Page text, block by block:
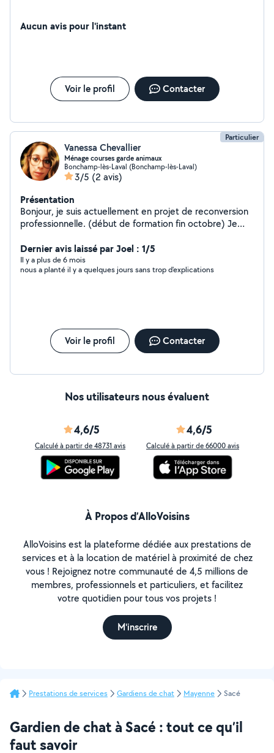
Aucun avis pour l'instant
Voir le profil Contacter
Particulier
Vanessa Chevallier
Ménage courses garde animaux
Bonchamp-lès-Laval (Bonchamp-lès-Laval)
3/5 (2 avis)
Présentation
Bonjour, je suis actuellement en projet de reconversion
professionnelle. (début de formation fin octobre) Je
comme du ménage et courses sur Laval/agglomération.
J'ai plusieurs années d'expériences dans le service à la
personne chez les particuliers (cesu) et le commerce.
je propose mes services pour de l'aide au
déménagement. (port de petits meubles ou cartons)
Dernier avis laissé par Joel : 1/5
Il y a plus de 6 mois
nous a planté il y a quelques jours sans trop d'explications
Voir le profil Contacter
Nos utilisateurs nous évaluent
4,6/5
Calculé à partir de 48731 avis
4,6/5
Calculé à partir de 66000 avis
À Propos d’AlloVoisins
AlloVoisins est la plateforme dédiée aux prestations de
services et à la location de matériel à proximité de chez
vous ! Rejoignez notre communauté de 4,5 millions de
membres, professionnels et particuliers, et facilitez
votre quotidien pour tous vos projets !
M'inscrire
Prestations de services Gardiens de chat Mayenne Sacé
Gardien de chat à Sacé : tout ce qu’il
faut savoir